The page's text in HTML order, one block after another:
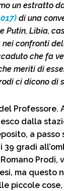
e
g
r
a
m
d
i
v
i
d
un estratto
di una
Putin, Libia,
nei confronti
che fa
meriti di
ci dicono di
dalla
a
gradi
Romano
ma questo
piccole